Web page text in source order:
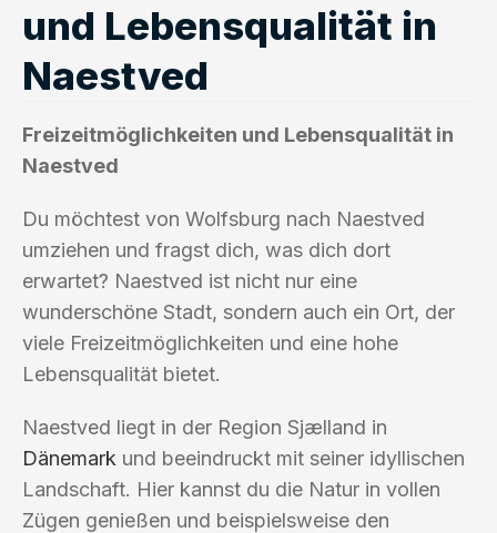
und Lebensqualität in
Naestved
Freizeitmöglichkeiten und Lebensqualität in
Naestved
Du möchtest von Wolfsburg nach Naestved
umziehen und fragst dich, was dich dort
erwartet? Naestved ist nicht nur eine
wunderschöne Stadt, sondern auch ein Ort, der
viele Freizeitmöglichkeiten und eine hohe
Lebensqualität bietet.
Naestved liegt in der Region Sjælland in
Dänemark und beeindruckt mit seiner idyllischen
Landschaft. Hier kannst du die Natur in vollen
Zügen genießen und beispielsweise den